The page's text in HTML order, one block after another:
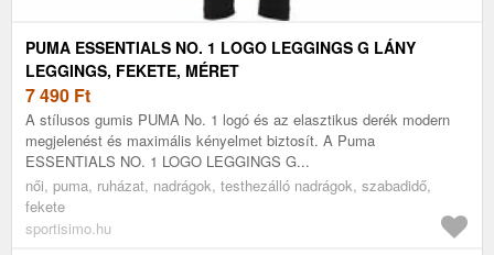
PUMA ESSENTIALS NO. 1 LOGO LEGGINGS G LÁNY
LEGGINGS, FEKETE, MÉRET
7 490 Ft
A stílusos gumis PUMA No. 1 logó és az elasztikus derék modern
megjelenést és maximális kényelmet biztosít. A Puma
ESSENTIALS NO. 1 LOGO LEGGINGS G...
női, puma, ruházat, nadrágok, testhezálló nadrágok, szabadidő,
fekete
sportisimo.hu